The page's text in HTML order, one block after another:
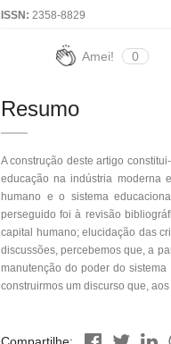
ISSN: 2358-8829
Amei! 0
Resumo
A construção deste artigo
educação na indústria moderna
humano e o sistema
perseguido foi à revisão
capital humano; elucidação das
discussões, percebemos que, a
manutenção do poder do
construirmos um discurso que,